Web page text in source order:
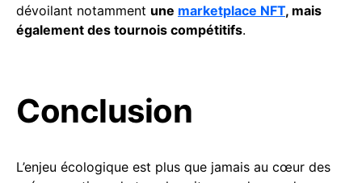
dévoilant notamment une marketplace NFT, mais
également des tournois compétitifs.
Conclusion
L’enjeu écologique est plus que jamais au cœur des